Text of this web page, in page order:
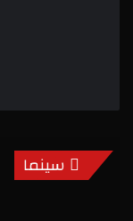
سینما